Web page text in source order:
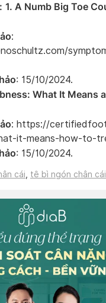
1. A Numb Big Toe
:
: 15/10/2024.
What It Means
: https://
it-means-how-to-
: 15/10/2024.
cái tê bì ngón chân